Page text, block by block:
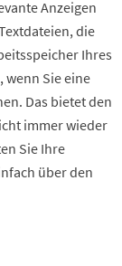
Anzeigen
die
Ihres
wenn Sie eine
Das bietet den
immer wieder
Sie Ihre
über den